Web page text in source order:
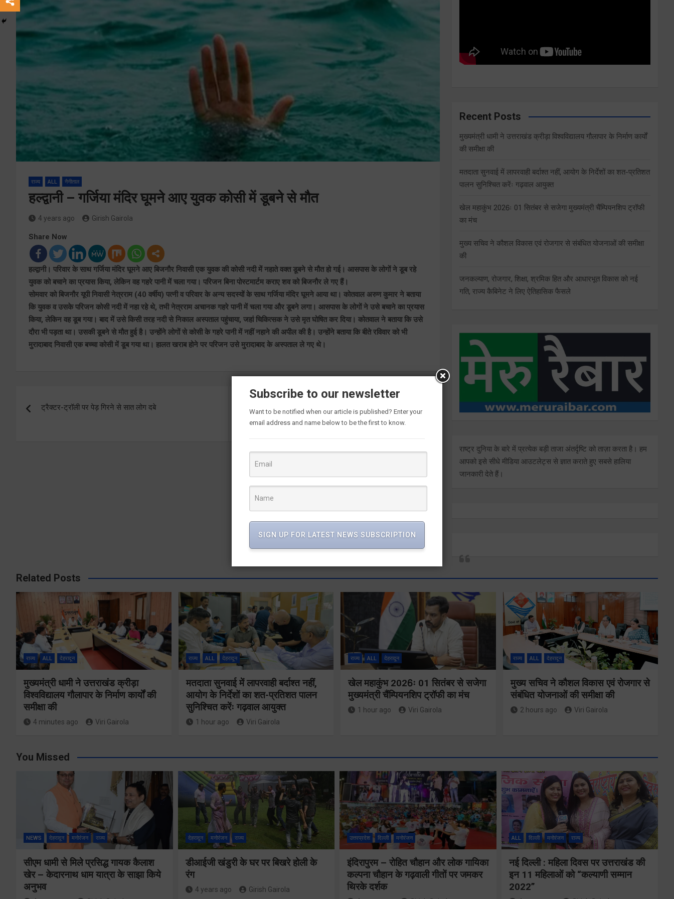
राज्य ALL नैनीताल
हल्द्वानी – गर्जिया मंदिर घूमने आए युवक कोसी में डूबने से मौत
4 years ago Girish Gairola
Share Now
हल्द्वानी। परिवार के साथ गर्जिया मंदिर घूमने आए बिजनौर निवासी एक युवक की कोसी नदी में नहाते वक्त डूबने से मौत हो गई। आसपास के लोगों ने डूब रहे
युवक को बचाने का प्रयास किया, लेकिन वह गहरे पानी में चला गया। परिजन बिना पोस्टमार्टम कराए शव को बिजनौर ले गए हैं।
सोमवार को बिजनौर यूपी निवासी नेत्रराम (40 वर्षीय) पत्नी व परिवार के अन्य सदस्यों के साथ गर्जिया मंदिर घूमने आया था। कोतवाल अरुण कुमार ने बताया
कि युवक व उसके परिजन कोसी नदी में नहा रहे थे, तभी नेत्रराम अचानक गहरे पानी में चला गया और डूबने लगा। आसपास के लोगों ने उसे बचाने का प्रयास
किया, लेकिन वह डूब गया। बाद में उसे किसी तरह नदी से निकाल अस्पताल पहुंचाया, जहां चिकित्सक ने उसे मृत घोषित कर दिया। कोतवाल ने बताया कि उसे
दौरा भी पड़ता था। उसकी डूबने से मौत हुई है। उन्होंने लोगों से कोसी के गहरे पानी में नहीं नहाने की अपील की है। उन्होंने बताया कि बीते रविवार को भी
मुरादाबाद निवासी एक बच्चा कोसी में डूब गया था। हालत खराब होने पर परिजन उसे मुरादाबाद के अस्पताल ले गए थे।
navigation
ट्रैक्टर-ट्रॉली पर पेड़ गिरने से सात लोग दबे
शादी का झांसा देकर युवती से दुष्कर्म, कोर्ट के आदेश पर मुकदमा
Recent Posts
मुख्यमंत्री धामी ने उत्तराखंड क्रीड़ा विश्वविद्यालय गौलापार के निर्माण कार्यों
की समीक्षा की
मतदाता सुनवाई में लापरवाही बर्दाश्त नहीं, आयोग के निर्देशों का शत-प्रतिशत
पालन सुनिश्चित करेंः गढ़वाल आयुक्त
खेल महाकुंभ 2026ः 01 सितंबर से सजेगा मुख्यमंत्री चैंम्पियनशिप ट्रॉफी
का मंच
मुख्य सचिव ने कौशल विकास एवं रोजगार से संबंधित योजनाओं की समीक्षा
की
जनकल्याण, रोजगार, शिक्षा, श्रमिक हित और आधारभूत विकास को नई
गति, राज्य कैबिनेट ने लिए ऐतिहासिक फैसले
राष्ट्र दुनिया के बारे में प्रत्येक बड़ी ताजा अंतर्दृष्टि को ताज़ा करता है। हम
आपको इसे सीधे मीडिया आउटलेट्स से ज्ञात कराते हुए सबसे हालिया
जानकारी देते हैं।
Related Posts
राज्य ALL देहरादून
मुख्यमंत्री धामी ने उत्तराखंड क्रीड़ा
विश्वविद्यालय गौलापार के निर्माण कार्यों की
समीक्षा की
4 minutes ago Viri Gairola
राज्य ALL देहरादून
मतदाता सुनवाई में लापरवाही बर्दाश्त नहीं,
आयोग के निर्देशों का शत-प्रतिशत पालन
सुनिश्चित करेंः गढ़वाल आयुक्त
1 hour ago Viri Gairola
राज्य ALL देहरादून
खेल महाकुंभ 2026ः 01 सितंबर से सजेगा
मुख्यमंत्री चैंम्पियनशिप ट्रॉफी का मंच
1 hour ago Viri Gairola
राज्य ALL देहरादून
मुख्य सचिव ने कौशल विकास एवं रोजगार से
संबंधित योजनाओं की समीक्षा की
2 hours ago Viri Gairola
You Missed
NEWS देहरादून मनोरंजन राज्य
सीएम धामी से मिले प्रसिद्ध गायक कैलाश
खेर – केदारनाथ धाम यात्रा के साझा किये
अनुभव
देहरादून मनोरंजन राज्य
डीआईजी खंडुरी के घर पर बिखरे होली के
रंग
4 years ago Girish Gairola
उत्तरप्रदेश दिल्ली मनोरंजन
इंदिरापुरम – रोहित चौहान और लोक गायिका
कल्पना चौहान के गढ़वाली गीतों पर जमकर
थिरके दर्शक
ALL दिल्ली मनोरंजन राज्य
नई दिल्ली : महिला दिवस पर उत्तराखंड की
इन 11 महिलाओं को “कल्याणी सम्मान
2022”
मुख्य सचिव ने
कौशल विकास एवं
रोजगार से
संबंधित योजनाओं
मुख्यमंत्री धामी ने
उत्तराखंड क्रीड़ा
विश्वविद्यालय
गौलापार के निर्माण
कार्यों की समीक्षा
मतदाता सुनवाई में
लापरवाही बर्दाश्त
नहीं, आयोग के
निर्देशों का शत-
प्रतिशत पालन
सुनिश्चित करेंः
Subscribe to our newsletter
Want to be notified when our article is published? Enter your
email address and name below to be the first to know.
SIGN UP FOR LATEST NEWS SUBSCRIPTION